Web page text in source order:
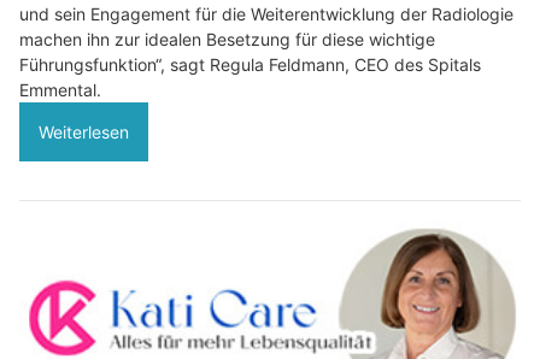
und sein Engagement für die Weiterentwicklung der Radiologie
machen ihn zur idealen Besetzung für diese wichtige
Führungsfunktion“, sagt Regula Feldmann, CEO des Spitals
Emmental.
Weiterlesen